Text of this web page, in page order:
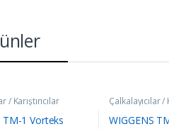
/ Karıştırıcılar
TM-1 Vorteks
Çalkalayıcılar /
WIGGENS